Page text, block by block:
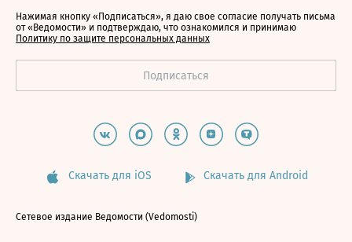
Нажимая кнопку «Подписаться», я даю свое согласие получать письма
от «Ведомости» и подтверждаю, что ознакомился и принимаю
Политику по защите персональных данных
Скачать для iOS Скачать для Android
Сетевое издание Ведомости (Vedomosti)